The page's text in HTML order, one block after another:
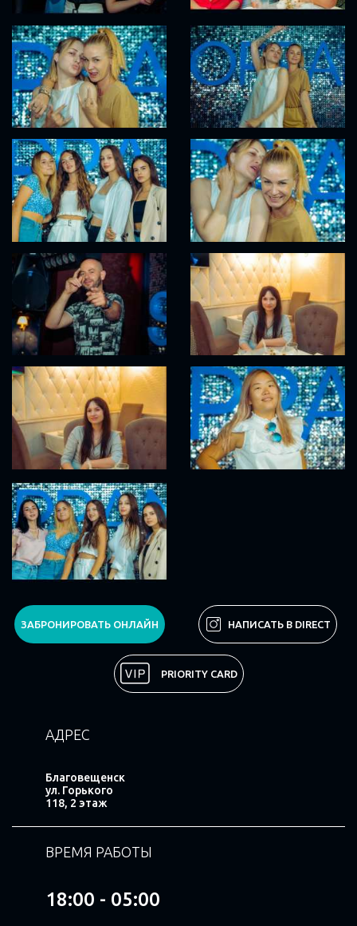
ЗАБРОНИРОВАТЬ ОНЛАЙН НАПИСАТЬ В DIRECT
PRIORITY CARD
АДРЕС
Благовещенск
ул. Горького
118, 2 этаж
ВРЕМЯ РАБОТЫ
18:00 - 05:00